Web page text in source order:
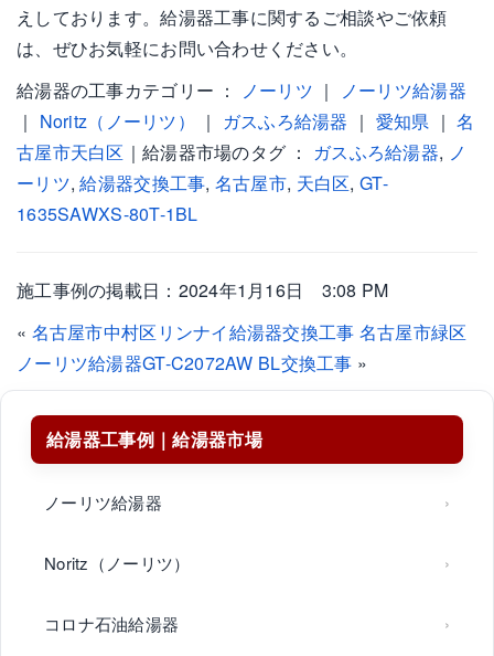
えしております。給湯器工事に関するご相談やご依頼
は、ぜひお気軽にお問い合わせください。
給湯器の工事カテゴリー ：
ノーリツ ｜
ノーリツ給湯器
｜ Noritz（ノーリツ） ｜ ガスふろ給湯器 ｜ 愛知県 ｜名
古屋市天白区 ｜給湯器市場のタグ ： ガスふろ給湯器, ノ
ーリツ,給湯器交換工事, 名古屋市, 天白区,GT-
1635SAWXS-80T-1BL
施工事例の掲載日：2024年1月16日 3:08 PM
« 名古屋市中村区リンナイ給湯器交換工事 名古屋市緑区
ノーリツ給湯器GT-C2072AW BL交換工事 »
給湯器工事例｜給湯器市場
ノーリツ給湯器
Noritz（ノーリツ）
コロナ石油給湯器